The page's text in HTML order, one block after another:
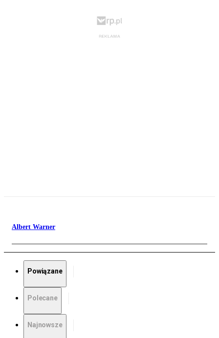
Albert Warner
Powiązane
Polecane
Najnowsze